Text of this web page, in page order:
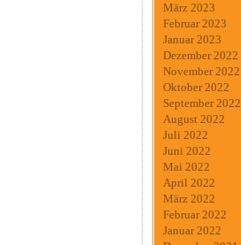
März 2023
Februar 2023
Januar 2023
Dezember 2022
November 2022
Oktober 2022
September 2022
August 2022
Juli 2022
Juni 2022
Mai 2022
April 2022
März 2022
Februar 2022
Januar 2022